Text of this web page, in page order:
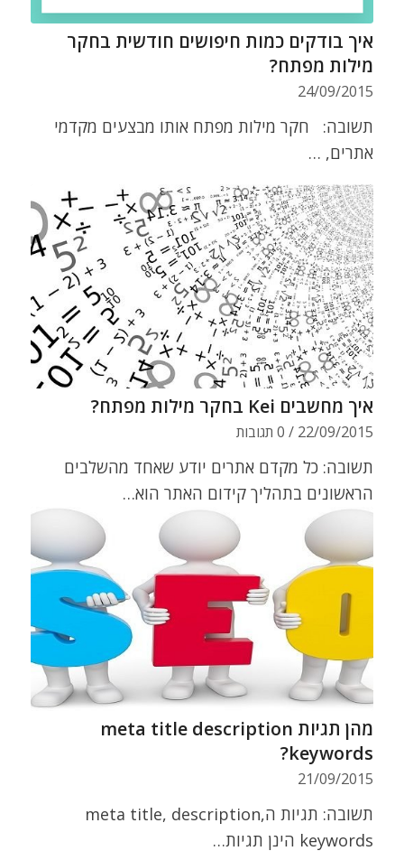
איך בודקים כמות חיפושים חודשית בחקר
מילות מפתח?
24/09/2015
תשובה: חקר מילות מפתח אותו מבצעים מקדמי
אתרים, …
איך מחשבים Kei בחקר מילות מפתח?
22/09/2015
/ 0 תגובות
תשובה: כל מקדם אתרים יודע שאחד מהשלבים
הראשונים בתהליך קידום האתר הוא…
מהן תגיות meta title description
keywords?
21/09/2015
תשובה: תגיות הmeta title, description,
keywords הינן תגיות…